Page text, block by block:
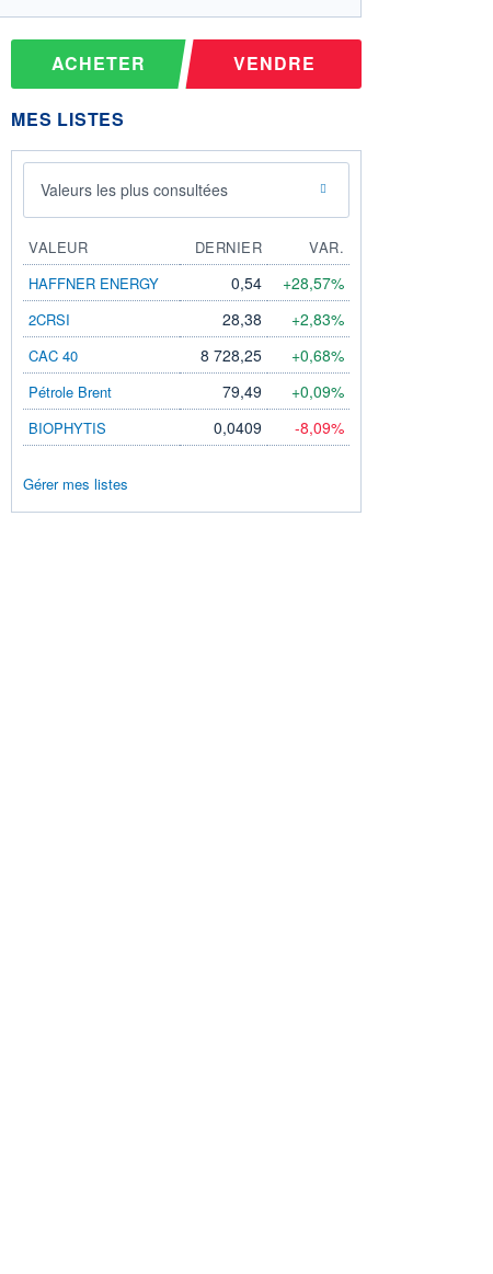
ACHETER VENDRE
MES LISTES
Valeurs les plus consultées
VALEUR DERNIER
VAR.
HAFFNER ENERGY
0,54 +28,57%
2CRSI 28,38 +2,83%
CAC 40 8 728,25 +0,68%
Pétrole Brent 79,49 +0,09%
BIOPHYTIS 0,0409 -8,09%
Gérer mes listes